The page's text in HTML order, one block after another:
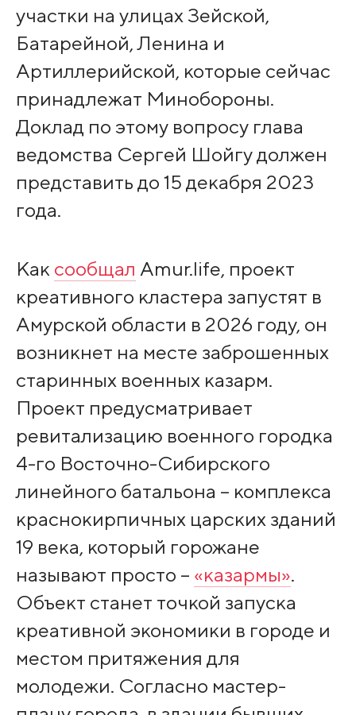
участки на улицах Зейской,
Батарейной, Ленина и
Артиллерийской, которые сейчас
принадлежат Минобороны.
Доклад по этому вопросу глава
ведомства Сергей Шойгу должен
представить до 15 декабря 2023
года.
Как сообщал Amur.life, проект
креативного кластера запустят в
Амурской области в 2026 году, он
возникнет на месте заброшенных
старинных военных казарм.
Проект предусматривает
ревитализацию военного городка
4-го Восточно-Сибирского
линейного батальона – комплекса
краснокирпичных царских зданий
19 века, который горожане
называют просто – «казармы».
Объект станет точкой запуска
креативной экономики в городе и
местом притяжения для
молодежи. Согласно мастер-